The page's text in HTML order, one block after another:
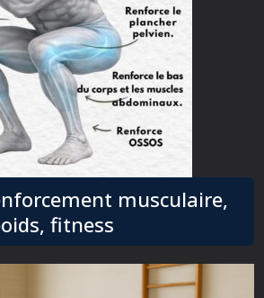
musculaire,
fitness